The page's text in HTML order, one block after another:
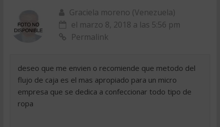
Graciela moreno (Venezuela)
el marzo 8, 2018 a las 5:56 pm
Permalink
deseo que me envien o recomiende que metodo del
flujo de caja es el mas apropiado para un micro
empresa que se dedica a confeccionar todo tipo de
ropa